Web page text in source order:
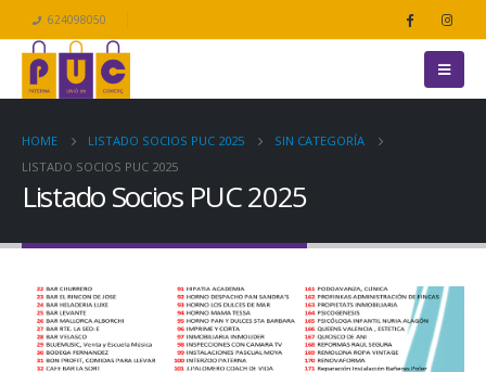
624098050
HOME LISTADO SOCIOS PUC 2025
SIN CATEGORÍA
LISTADO SOCIOS PUC 2025
Listado Socios PUC 2025